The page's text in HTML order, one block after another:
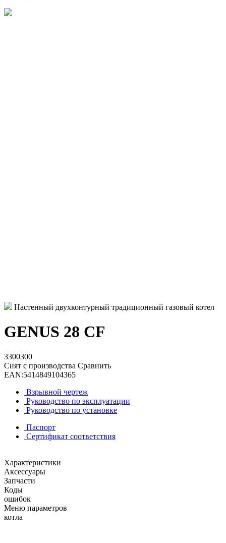
Настенный двухконтурный традиционный газовый котел
GENUS 28 CF
3300300
Снят с производства Сравнить
EAN:5414849104365
Взрывной чертеж
Руководство по эксплуатации
Руководство по установке
Паспорт
Сертификат соответствия
Характеристики
Аксессуары
Запчасти
Коды
ошибок
Меню параметров
котла